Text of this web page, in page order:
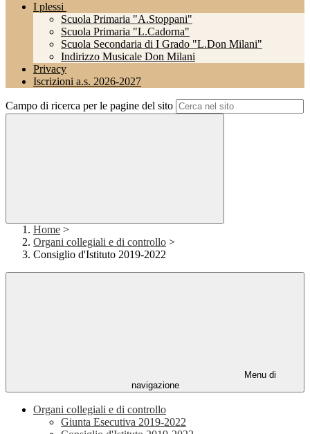
I plessi
Scuola Primaria "A.Stoppani"
Scuola Primaria "L.Cadorna"
Scuola Secondaria di I Grado "L.Don Milani"
Indirizzo Musicale Don Milani
Privacy
Iscrizioni a.s. 2026-2027
Campo di ricerca per le pagine del sito
Home >
Organi collegiali e di controllo >
Consiglio d'Istituto 2019-2022
Menu di
navigazione
Organi collegiali e di controllo
Giunta Esecutiva 2019-2022